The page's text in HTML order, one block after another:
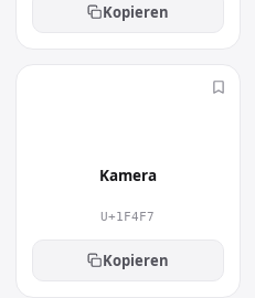
Kopieren
Kamera
U+1F4F7
Kopieren